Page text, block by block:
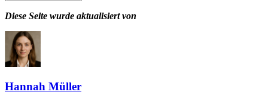
Diese Seite wurde aktualisiert von
Hannah Müller